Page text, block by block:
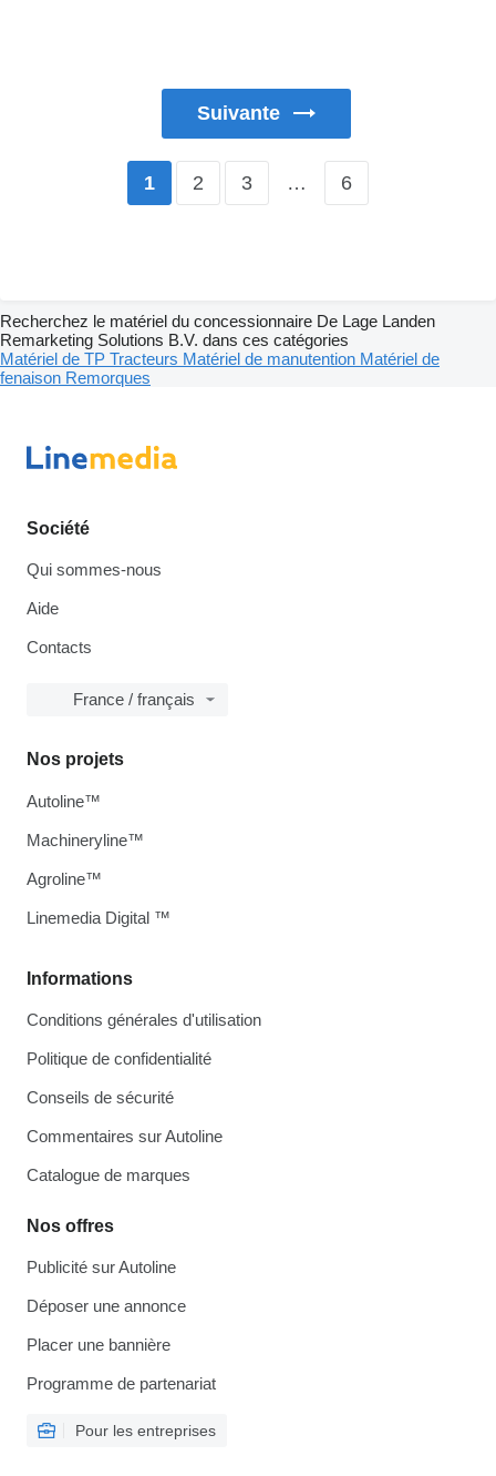
Suivante
1 2 3 … 6
Recherchez le matériel du concessionnaire De Lage Landen
Remarketing Solutions B.V. dans ces catégories
Matériel de TP Tracteurs Matériel de manutention Matériel de
fenaison Remorques
Société
Qui sommes-nous
Aide
Contacts
France / français
Informations
Conditions générales d'utilisation
Politique de confidentialité
Conseils de sécurité
Commentaires sur Autoline
Catalogue de marques
Nos offres
Publicité sur Autoline
Déposer une annonce
Placer une bannière
Programme de partenariat
Pour les entreprises
Nos projets
Autoline™
Machineryline™
Agroline™
Linemedia Digital ™